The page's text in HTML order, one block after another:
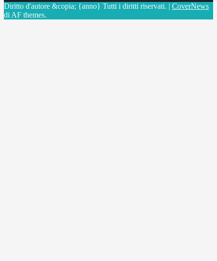
Diritto d'autore &copia; {anno} Tutti i diritti riservati. | CoverNews
di AF themes.